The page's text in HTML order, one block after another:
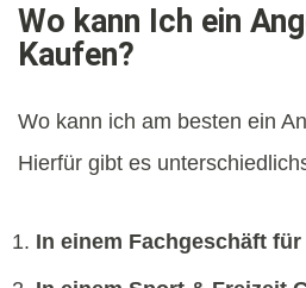
Wo kann Ich ein
Kaufen?
Wo kann ich am besten ein
Hierfür gibt es
In einem Fachgeschäft für